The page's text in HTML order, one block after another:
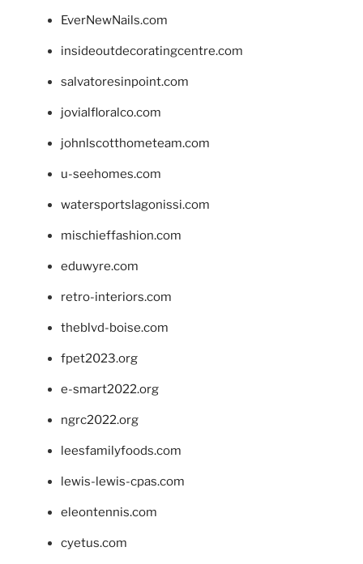
EverNewNails.com
insideoutdecoratingcentre.com
salvatoresinpoint.com
jovialfloralco.com
johnlscotthometeam.com
u-seehomes.com
watersportslagonissi.com
mischieffashion.com
eduwyre.com
retro-interiors.com
theblvd-boise.com
fpet2023.org
e-smart2022.org
ngrc2022.org
leesfamilyfoods.com
lewis-lewis-cpas.com
eleontennis.com
cyetus.com